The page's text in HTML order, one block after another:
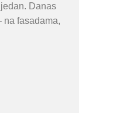
Danas
na fasadama,